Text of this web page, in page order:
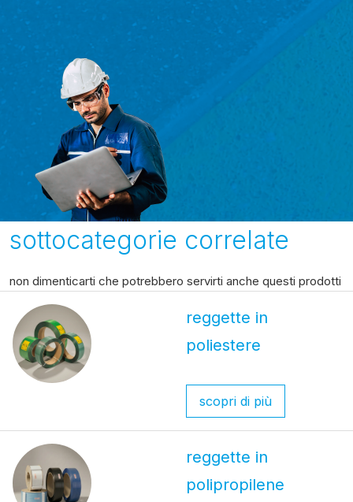
sottocategorie correlate
non dimenticarti che potrebbero servirti anche questi prodotti
reggette in
poliestere
scopri di più
reggette in
polipropilene